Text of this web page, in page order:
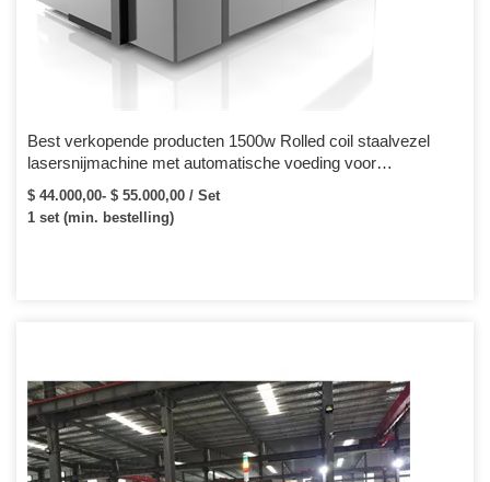
Best verkopende producten 1500w Rolled coil staalvezel
lasersnijmachine met automatische voeding voor
gegalvaniseerd
$ 44.000,00- $ 55.000,00 / Set
1 set (min. bestelling)